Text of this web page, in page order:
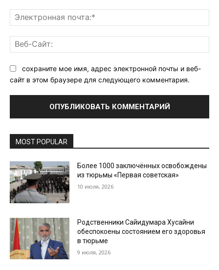
сохраните мое имя, адрес электронной почты и веб-
сайт в этом браузере для следующего комментария.
MOST POPULAR
Более 1000 заключённых освобождены
из тюрьмы «Первая советская»
10 июля, 2026
Родственники Сайидумара Хусайни
обеспокоены состоянием его здоровья
в тюрьме
9 июля, 2026